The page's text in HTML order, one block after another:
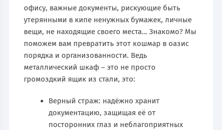
офису, важные документы, рискующие быть
утерянными в кипе ненужных бумажек, личные
вещи, не находящие своего места… Знакомо? Мы
поможем вам превратить этот кошмар в оазис
порядка и организованности. Ведь
металлический шкаф – это не просто
громоздкий ящик из стали, это:
Верный страж: надёжно хранит
документацию, защищая её от
посторонних глаз и неблагоприятных